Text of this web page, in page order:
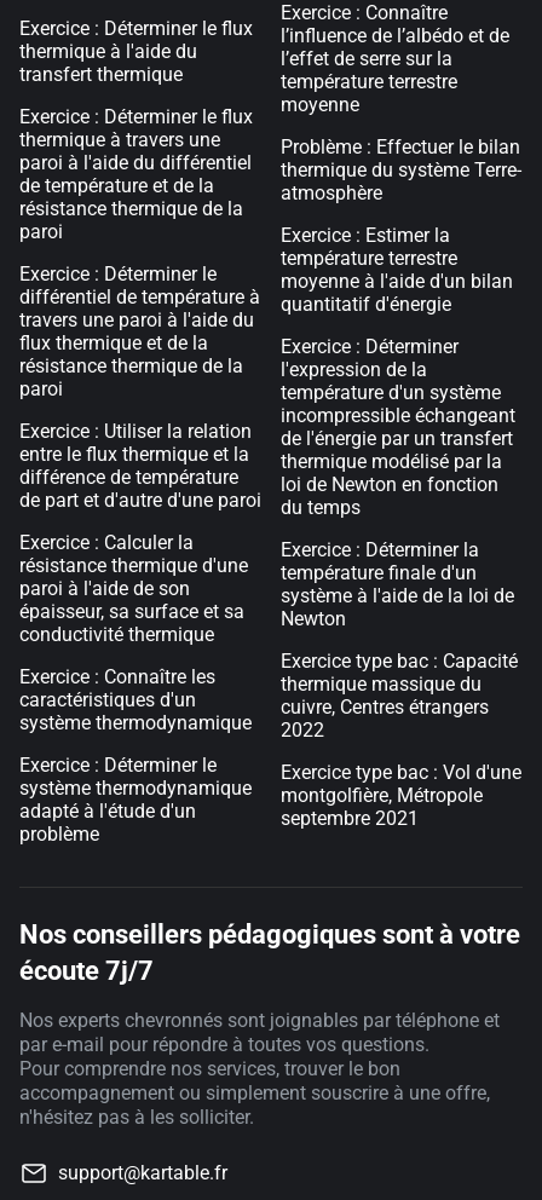
Exercice : Déterminer le flux
thermique à l'aide du
transfert thermique
Exercice : Déterminer le flux
thermique à travers une
paroi à l'aide du différentiel
de température et de la
résistance thermique de la
paroi
Exercice : Déterminer le
différentiel de température à
travers une paroi à l'aide du
flux thermique et de la
résistance thermique de la
paroi
Exercice : Utiliser la relation
entre le flux thermique et la
différence de température
de part et d'autre d'une paroi
Exercice : Calculer la
résistance thermique d'une
paroi à l'aide de son
épaisseur, sa surface et sa
conductivité thermique
Exercice : Connaître les
caractéristiques d'un
système thermodynamique
Exercice : Déterminer le
système thermodynamique
adapté à l'étude d'un
problème
Exercice : Connaître
l’influence de l’albédo et de
l’effet de serre sur la
température terrestre
moyenne
Problème : Effectuer le bilan
thermique du système Terre-
atmosphère
Exercice : Estimer la
température terrestre
moyenne à l'aide d'un bilan
quantitatif d'énergie
Exercice : Déterminer
l'expression de la
température d'un système
incompressible échangeant
de l'énergie par un transfert
thermique modélisé par la
loi de Newton en fonction
du temps
Exercice : Déterminer la
température finale d'un
système à l'aide de la loi de
Newton
Exercice type bac : Capacité
thermique massique du
cuivre, Centres étrangers
2022
Exercice type bac : Vol d'une
montgolfière, Métropole
septembre 2021
Nos conseillers pédagogiques sont à votre
écoute 7j/7
Nos experts chevronnés sont joignables par téléphone et
par e-mail pour répondre à toutes vos questions.
Pour comprendre nos services, trouver le bon
accompagnement ou simplement souscrire à une offre,
n'hésitez pas à les solliciter.
support@kartable.fr